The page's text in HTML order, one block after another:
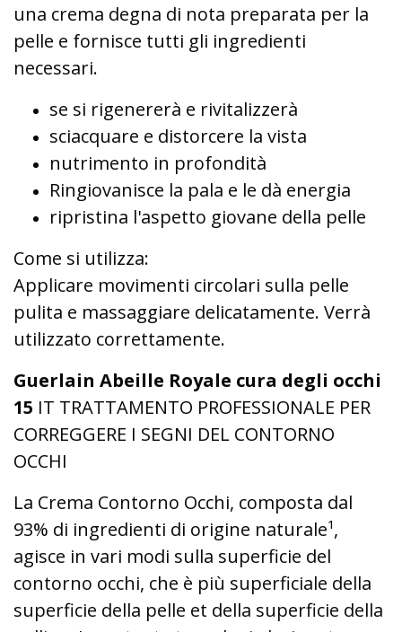
una crema degna di nota preparata per la
pelle e fornisce tutti gli ingredienti
necessari.
se si rigenererà e rivitalizzerà
sciacquare e distorcere la vista
nutrimento in profondità
Ringiovanisce la pala e le dà energia
ripristina l'aspetto giovane della pelle
Come si utilizza:
Applicare movimenti circolari sulla pelle
pulita e massaggiare delicatamente. Verrà
utilizzato correttamente.
Guerlain Abeille Royale cura degli occhi
15 IT TRATTAMENTO PROFESSIONALE PER
CORREGGERE I SEGNI DEL CONTORNO
OCCHI
La Crema Contorno Occhi, composta dal
93% di ingredienti di origine naturale¹,
agisce in vari modi sulla superficie del
contorno occhi, che è più superficiale della
superficie della pelle et della superficie della